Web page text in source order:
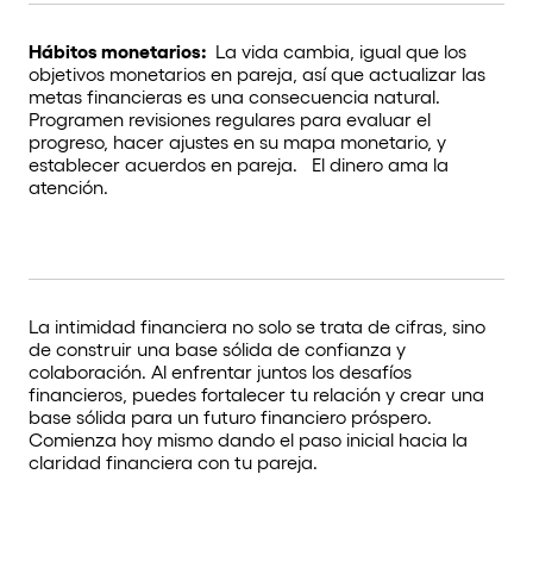
Hábitos monetarios: La vida cambia, igual que los
objetivos monetarios en pareja, así que actualizar las
metas financieras es una consecuencia natural.
Programen revisiones regulares para evaluar el
progreso, hacer ajustes en su mapa monetario, y
establecer acuerdos en pareja. El dinero ama la
atención.
La intimidad financiera no solo se trata de cifras, sino
de construir una base sólida de confianza y
colaboración. Al enfrentar juntos los desafíos
financieros, puedes fortalecer tu relación y crear una
base sólida para un futuro financiero próspero.
Comienza hoy mismo dando el paso inicial hacia la
claridad financiera con tu pareja.